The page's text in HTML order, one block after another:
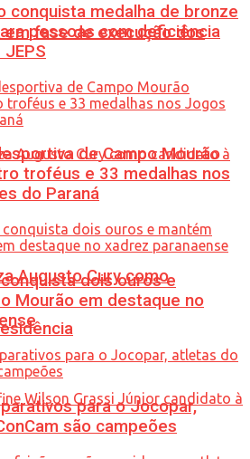
em fase de execução dos
Augusto Cury como
conquista medalha de bronze
pessoas com deficiência
de Campo Mourão
troféus e 33 medalhas nos
do Paraná
dois ouros e
Mourão em destaque no
para o Jocopar,
são campeões